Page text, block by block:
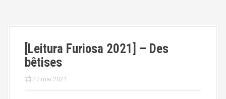
[Leitura Furiosa 2021] – Des
bêtises
27 mai 2021